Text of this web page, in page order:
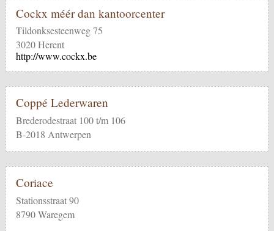
Cockx méér dan kantoorcenter
Tildonksesteenweg 75
3020 Herent
http://www.cockx.be
Coppé Lederwaren
Brederodestraat 100 t/m 106
B-2018 Antwerpen
Coriace
Stationsstraat 90
8790 Waregem